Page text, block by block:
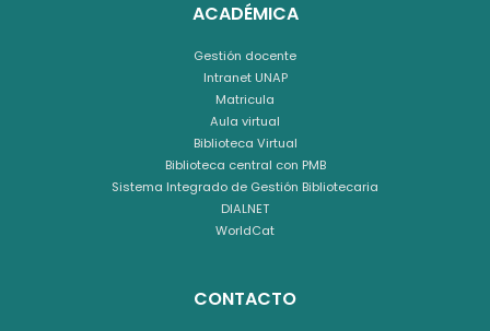
ACADÉMICA
Gestión docente
Intranet UNAP
Matricula
Aula virtual
Biblioteca Virtual
Biblioteca central con PMB
Sistema Integrado de Gestión Bibliotecaria
DIALNET
WorldCat
CONTACTO